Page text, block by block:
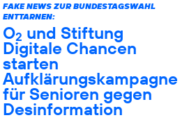
FAKE NEWS ZUR BUNDESTAGSWAHL
ENTTARNEN:
O2 und Stiftung
Digitale Chancen
starten
Aufklärungskampagne
für Senioren gegen
Desinformation